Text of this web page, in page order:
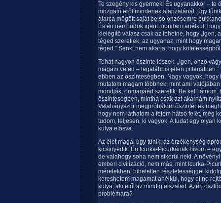
Te szegény kis gyermek! És ugyanakkor – te
mozgató erőt mindenek alapzatánál, úgy
álarca mögött saját belső önzésemre
És én nem tudok igent mondani anélkül,
kielégítő válasz csak az lehetne, hogy
téged szeretlek, az ugyanaz, mint hogy
téged.” Senki nem akarja, hogy
Tehát nagyon őszinte leszek. „Igen, önző
magam veled – legalábbis jelen
ebben az őszinteségben. Nagy vagyok,
mutatom magam többnek, mint ami
mondják, önmagáért szeretik. Be kell
őszinteségben, mintha csak azt akarnám
Valahányszor megpróbálom őszintének
hogy nem láthatom a fejem hátsó felét, még
tudom, teljesen, ki vagyok. A tudat egy olyan
kutya elásva.
Az élet maga, úgy tűnik, az érzékenység
kicsinyedik. Én Icurka-Picurkának hívom –
de valahogy soha nem sikerül neki. A
emberi civilizáció, nem más, mint Icurka-
méretekben, hihetetlen részletességgel
kereshetem magamat anélkül, hogy el ne
kutya, aki elől az mindig elszalad. Azért
problémára?